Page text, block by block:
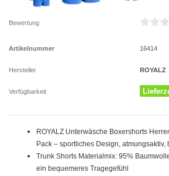
Bewertung
Artikelnummer 16414
Hersteller ROYALZ
Verfügbarkeit
ROYALZ Unterwäsche Boxershorts
Pack – sportliches Design, atmungsaktiv,
Trunk Shorts Materialmix: 95%
ein bequemeres Tragegefühl